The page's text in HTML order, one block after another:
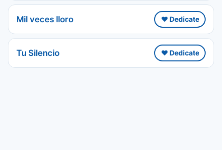
Mil veces lloro ❤️ Dedicate
Tu Silencio ❤️ Dedicate